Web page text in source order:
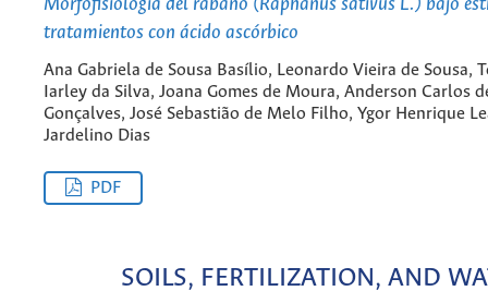
Morfofisiología del rábano (Raphanus sativus L.) bajo
tratamientos con ácido ascórbico
Ana Gabriela de Sousa Basílio, Leonardo Vieira de Sousa,
Iarley da Silva, Joana Gomes de Moura, Anderson Carlos
Gonçalves, José Sebastião de Melo Filho, Ygor Henrique
Jardelino Dias
PDF
SOILS, FERTILIZATION, AND